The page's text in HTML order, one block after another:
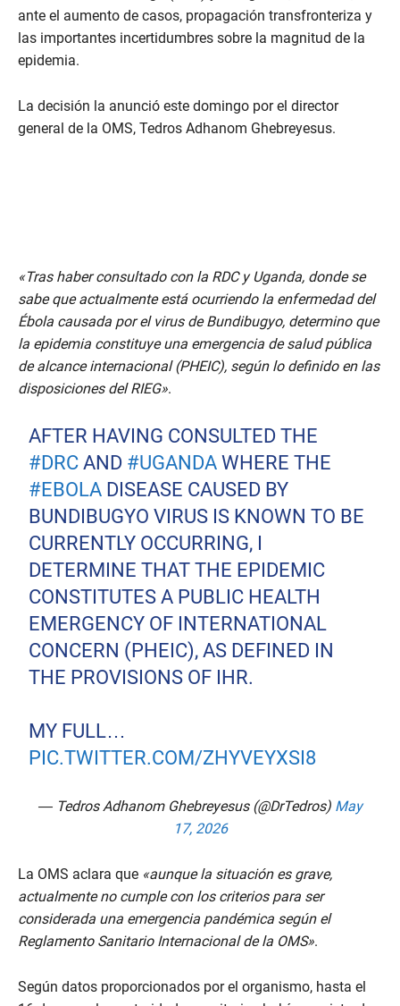
ante el aumento de casos, propagación transfronteriza y
las importantes incertidumbres sobre la magnitud de la
epidemia.
La decisión la anunció este domingo por el director
general de la OMS, Tedros Adhanom Ghebreyesus.
«Tras haber consultado con la RDC y Uganda, donde se
sabe que actualmente está ocurriendo la enfermedad del
Ébola causada por el virus de Bundibugyo, determino que
la epidemia constituye una emergencia de salud pública
de alcance internacional (PHEIC), según lo definido en las
disposiciones del RIEG».
AFTER HAVING CONSULTED THE
#DRC AND #UGANDA WHERE THE
#EBOLA DISEASE CAUSED BY
BUNDIBUGYO VIRUS IS KNOWN TO BE
CURRENTLY OCCURRING, I
DETERMINE THAT THE EPIDEMIC
CONSTITUTES A PUBLIC HEALTH
EMERGENCY OF INTERNATIONAL
CONCERN (PHEIC), AS DEFINED IN
THE PROVISIONS OF IHR.
MY FULL…
PIC.TWITTER.COM/ZHYVEYXSI8
— Tedros Adhanom Ghebreyesus (@DrTedros) May
17, 2026
La OMS aclara que «aunque la situación es grave,
actualmente no cumple con los criterios para ser
considerada una emergencia pandémica según el
Reglamento Sanitario Internacional de la OMS».
Según datos proporcionados por el organismo, hasta el